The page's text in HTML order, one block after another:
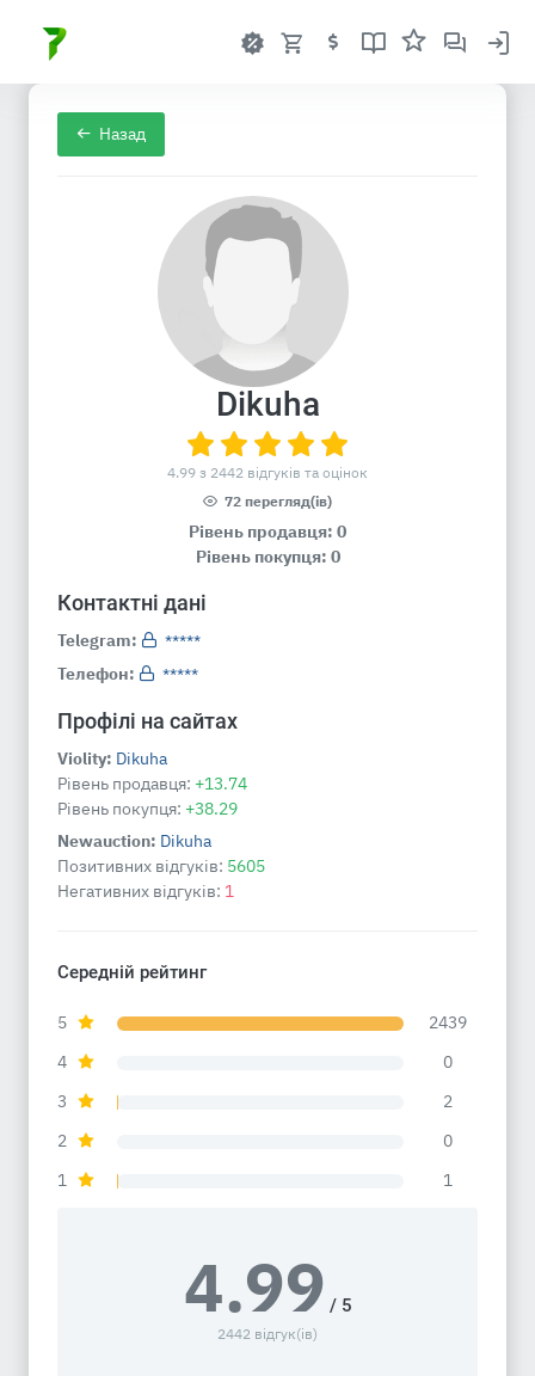
Назад
Dikuha
4.99 з 2442 відгуків та оцінок
72 перегляд(ів)
Рівень продавця: 0
Рівень покупця: 0
Контактні дані
Telegram:
*****
Телефон:
*****
Профілі на сайтах
Violity: Dikuha
Рівень продавця: +13.74
Рівень покупця: +38.29
Newauction: Dikuha
Позитивних відгуків: 5605
Негативних відгуків: 1
Середній рейтинг
5
2439
4
0
3
2
2
0
1
1
4.99 / 5
2442 відгук(ів)